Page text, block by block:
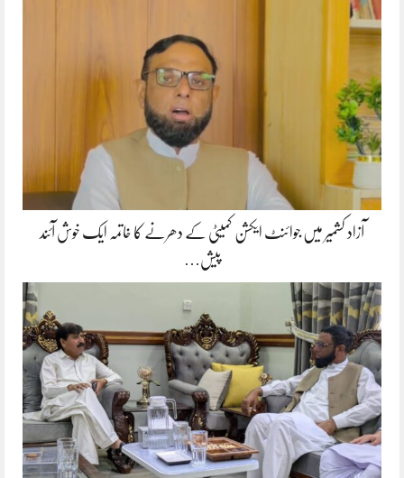
آزاد کشمیر میں جوائنٹ ایکشن کمیٹی کے دھرنے کا خاتمہ ایک خوش آئند
پیش…